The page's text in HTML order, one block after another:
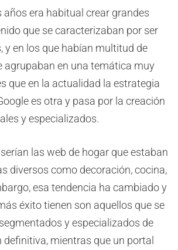
años era habitual crear grandes
que se caracterizaban por ser
y en los que habían multitud de
agrupaban en una temática muy
que en la actualidad la estrategia
es otra y pasa por la creación
y especializados.
las web de hogar que estaban
diversos como decoración, cocina,
esa tendencia ha cambiado y
éxito tienen son aquellos que se
y especializados de
definitiva, mientras que un portal